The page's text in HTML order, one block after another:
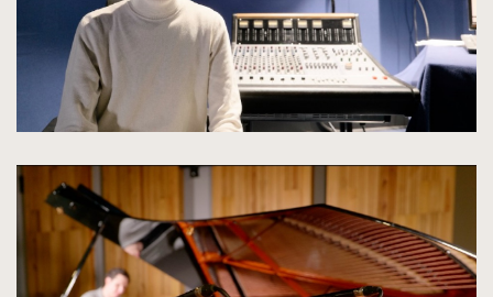
spowoduje
powiększenie
zdjęcia
rozmiarów
oryginalnych